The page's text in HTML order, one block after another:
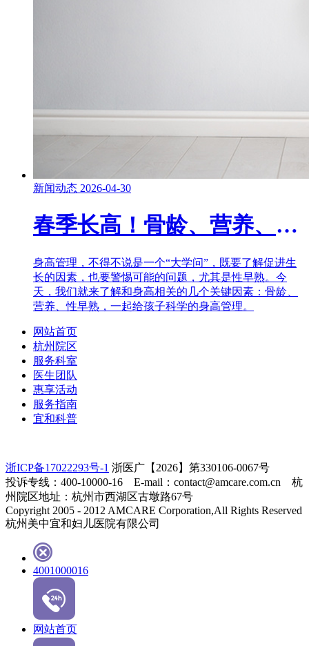
新闻动态 2026-04-30
春季长高！骨龄、营养、性早熟……这些家长一定要知道！
身高管理，不得不说是一个“大学问”，既要了解促进生
长的因素，也要警惕可能的问题，尤其是性早熟。今
天，我们就来了解和身高相关的几个关键因素：骨龄、
营养、性早熟，一起给孩子科学的身高管理。
网站首页
杭州院区
服务科室
医生团队
惠享活动
服务指南
宜和科普
浙ICP备17022293号-1 浙医广【2026】第330106-0067号
投诉专线：400-10000-16 E-mail：contact@amcare.com.cn 杭
州院区地址：杭州市西湖区古墩路67号
Copyright 2005 - 2012 AMCARE Corporation,All Rights Reserved
杭州美中宜和妇儿医院有限公司
4001000016
网站首页